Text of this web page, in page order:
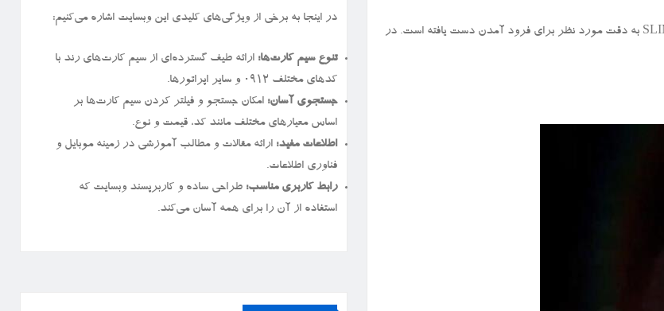
مقامات آژانس اکتشافات هوافضای ژاپن در نشست مطبوعاتی گفتند: به نظر می آید SLIM به دقت مورد نظر برای فرود آمدن دست یافته است. در
در اینجا به برخی از ویژگی‌های کلیدی این وبسایت اشاره می‌کنیم:
تنوع سیم کارت‌ها: ارائه طیف گسترده‌ای از سیم کارت‌های رند با
کدهای مختلف ۰۹۱۲ و سایر اپراتورها.
جستجوی آسان: امکان جستجو و فیلتر کردن سیم کارت‌ها بر
اساس معیارهای مختلف مانند کد، قیمت و نوع.
اطلاعات مفید: ارائه مقالات و مطالب آموزشی در زمینه موبایل و
فناوری اطلاعات.
رابط کاربری مناسب: طراحی ساده و کاربرپسند وبسایت که
استفاده از آن را برای همه آسان می‌کند.